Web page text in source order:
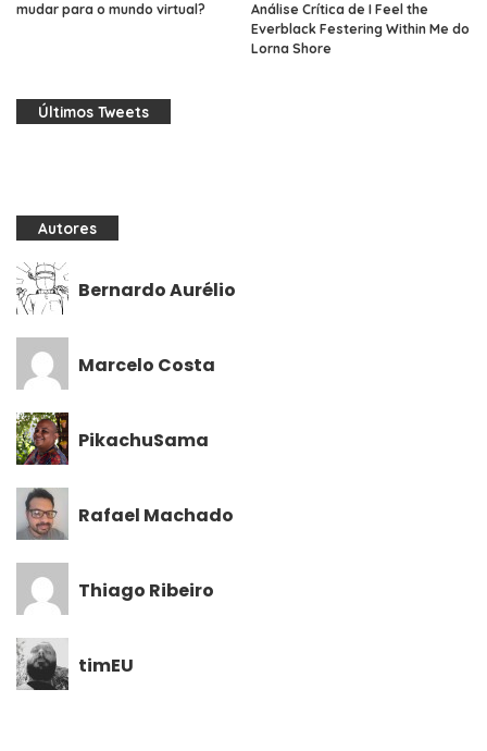
mudar para o mundo virtual?
Análise Crítica de I Feel the
Everblack Festering Within Me do
Lorna Shore
Últimos Tweets
Autores
Bernardo Aurélio
Marcelo Costa
PikachuSama
Rafael Machado
Thiago Ribeiro
timEU